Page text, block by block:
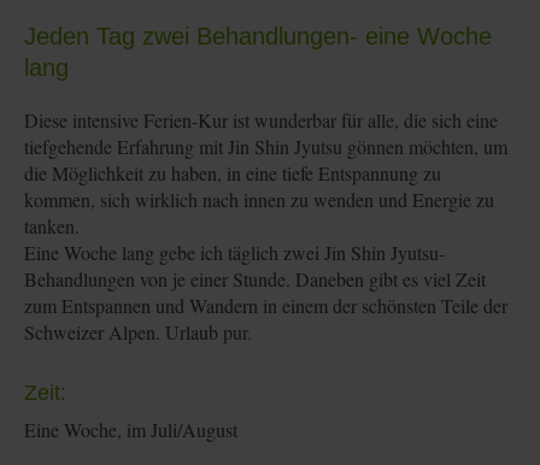
Jeden Tag zwei Behandlungen- eine Woche
lang
Diese intensive Ferien-Kur ist wunderbar für alle, die sich eine
tiefgehende Erfahrung mit Jin Shin Jyutsu gönnen möchten, um
die Möglichkeit zu haben, in eine tiefe Entspannung zu
kommen, sich wirklich nach innen zu wenden und Energie zu
tanken.
Eine Woche lang gebe ich täglich zwei Jin Shin Jyutsu-
Behandlungen von je einer Stunde. Daneben gibt es viel Zeit
zum Entspannen und Wandern in einem der schönsten Teile der
Schweizer Alpen. Urlaub pur.
Zeit:
Eine Woche, im Juli/August